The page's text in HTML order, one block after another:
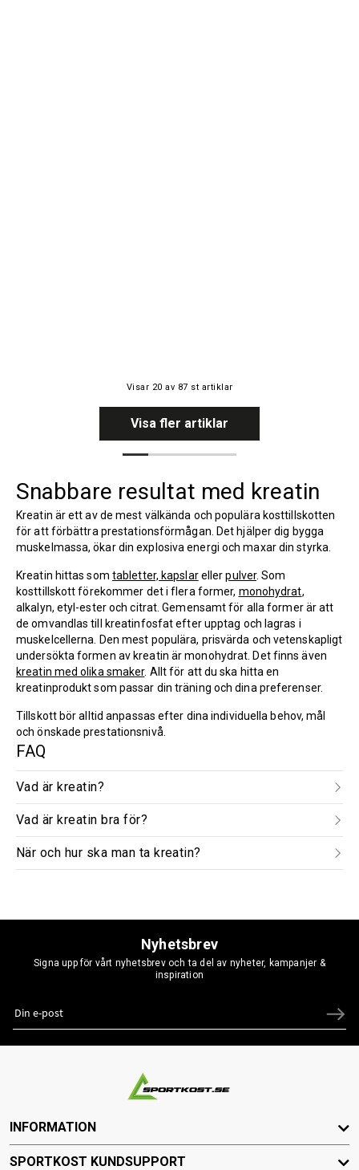
Snabbare resultat med kreatin
Kreatin är ett av de mest välkända och populära kosttillskotten
för att förbättra prestationsförmågan. Det hjälper dig bygga
muskelmassa, ökar din explosiva energi och maxar din styrka.
Kreatin hittas som tabletter, kapslarellerpulver. Som
kosttillskott förekommer det i flera former, monohydrat,
alkalyn, etyl-ester och citrat. Gemensamt för alla former är att
de omvandlas till kreatinfosfat efter upptag och lagras i
muskelcellerna. Den mest populära, prisvärda och vetenskapligt
undersökta formen av kreatin är monohydrat. Det finns även
kreatin med olika smaker. Allt för att du ska hitta en
kreatinprodukt som passar din träning och dina preferenser.
Tillskott bör alltid anpassas efter dina individuella behov, mål
och önskade prestationsnivå.
FAQ
Vad är kreatin?
Vad är kreatin bra för?
När och hur ska man ta kreatin?
Visar 20 av 87 st artiklar
Visa fler artiklar
Nyhetsbrev
Signa upp för vårt nyhetsbrev och ta del av nyheter, kampanjer &
inspiration
INFORMATION
SPORTKOST KUNDSUPPORT